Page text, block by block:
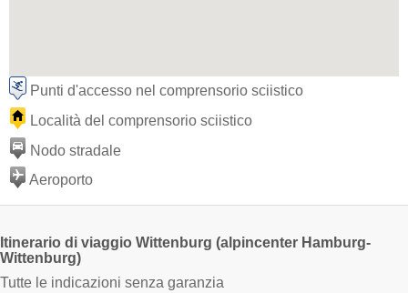
Punti d'accesso nel comprensorio sciistico
Località del comprensorio sciistico
Nodo stradale
Aeroporto
Itinerario di viaggio Wittenburg (alpincenter Hamburg-
Wittenburg)
Tutte le indicazioni senza garanzia